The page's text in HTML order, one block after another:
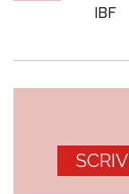
IBF